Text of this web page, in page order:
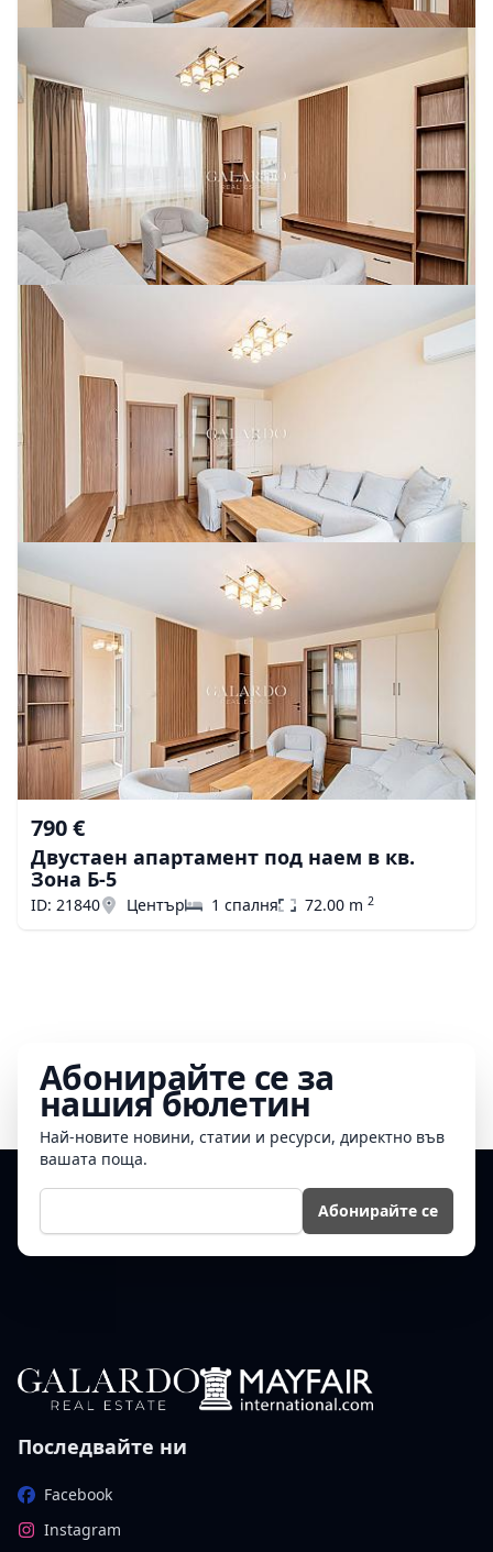
790 €
Двустаен апартамент под наем в кв.
Зона Б-5
ID: 21840 Център 1 спалня 72.00 m 2
Абонирайте се за
нашия бюлетин
Най-новите новини, статии и ресурси, директно във
вашата поща.
Е-мейл
Абонирайте се
Последвайте ни
Facebook
Instagram